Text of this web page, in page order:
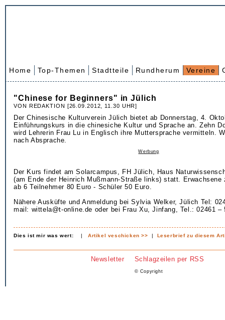
Home Top-Themen Stadtteile Rundherum Vereine
"Chinese for Beginners" in Jülich
VON REDAKTION [26.09.2012, 11.30 UHR]
Der Chinesische Kulturverein Jülich bietet ab Donnerstag, 4.
Einführungskurs in die chinesiche Kultur und Sprache an. Zehn
wird Lehrerin Frau Lu in Englisch ihre Muttersprache vermitteln.
nach Absprache.
Werbung
Der Kurs findet am Solarcampus, FH Jülich, Haus
(am Ende der Heinrich Mußmann-Straße links) statt. Erwachsene
ab 6 Teilnehmer 80 Euro - Schüler 50 Euro.
Nähere Ausküfte und Anmeldung bei Sylvia Welker, Jülich Tel:
mail: wittela@t-online.de oder bei Frau Xu, Jinfang, Tel.: 02461 –
Dies ist mir was wert: |Artikel veschicken >> | Leserbrief zu diesem
Newsletter Schlagzeilen per RSS
© Copyright